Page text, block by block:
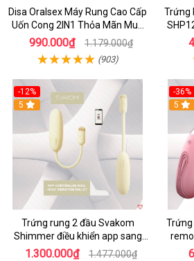
Disa Oralsex Máy Rung Cao Cấp
Uốn Cong 2IN1 Thỏa Mãn Mua
Ngay
990.000₫ 1.179.000₫
(903)
Trứng
-12%
5
Trứng rung 2 đầu Svakom
Shimmer điều khiển app sang
trọng chất lượng
1.300.000₫ 1.477.000₫
-36%
5
Trứng